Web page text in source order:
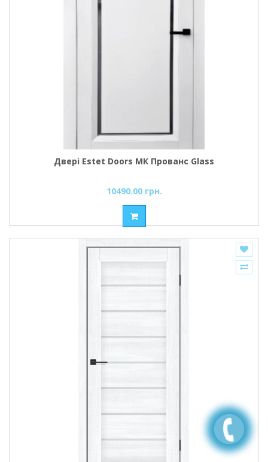
Двері Estet Doors МК Прованс Glass
10490.00 грн.